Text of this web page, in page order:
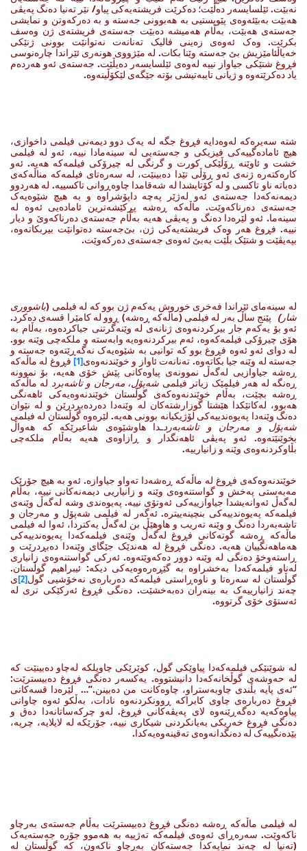
نەبێت. ئێلسایسەر دەڵێت؛ دەکرێت فریشتەیەکی پیاو/ نێر تەنیا دەنگ پەیڤی
هەبێت بەبێئەوەی پێویستیی بە هەبوونی جەستە و بە دەرکەوتن و نمایشی
جەستەی هەبێت، بەڵام هەمیشە دەبێت جەستەی فریشتەی ژن وەسف
بکرێت. وەک ئەوەی زەینی فالیک تەنانەت نەتوانێت بوونی ژنێکی
خەیاڵئامێزیش بێ جەستە وێنا بکات. لە مێژووی هونەری ئێراندا چارەنوسی
فڕوغ شتێکی جیاواز نییە لەوەی ئێلسایسەر دەیڵێت. جەستەی ئەو هەردەم
یاد دەکرێتەوە و ژیانی تایبەتیشی بۆتە جێگەی لێکۆڵینەوە.
شتە سەیرەکە لەوەدایە فڕوغ جگە لە یەک دوو دیمەنی فیلمی داخوازی،
هیچ ئامادەگییەکی فیزیکی و جەستەیی لە سینەمادا نییە، ئەو لە فیلمی
خشت و ئاوێنە ڕۆڵێکی کورت و گرنگی لە چیرۆکی فیلمەکە هەیە. ئەو
کارەکتەرە ژنەی ئەو ڕۆڵی تێدا دەبینێت، لە سەرەتای فیلمەکە مناڵەکەی
دەباتە ناو تاکسی و لە کۆتایشدا لە شەقامدا چاوەڕوانی تاکسییە. لە هەردوو
دیمەنەکەدا جەستەی ئەو لەژێر پەچە داپۆشراوە و بە هیچ شێوەیەک
جەستەی دەرناکەوێت. ماڵەکە ڕەشە پڕکێشەترین ئامادەیی ئەوە لە
سینەما. ئەو لێرەدا دەنگ و پەیڤی هەیە بەڵام جەستەی دەرناکەوێ و دیار
نییە. فڕوغ هەر وەک فریشتەیەکی ژن، بێ‌جەستە دەتوانێت بیربکاتەوە،
بپەیڤێت و شتێک بڵێت بەبێ ئەوەی جەستەی دەرکەوێت.
لە سینەمای ئێراندا فەخری خوروش یەکەم ژن بوو کە لە فیلمی (باشووری
شار) پێنج ساڵ بەر لە فیلمی (ماڵەکە ڕەشە) ڕوو لە کامێرا قسەی دەکرد.
ئەو بۆ یەکەم جار بیرکردنەوەی ژنانەی لە وێنەگرتنی جیاکردەوە، بەڵام بە
هۆی چیرۆکی فیلمەکەوە، ئەم بیرکردنەوەیە وابەستە و ملکەچی وێنە بوو.
لە دوای ئەو ئەوە فڕوغ بوو کە توانیی بە شێوەیەک نەگەڕێتەوە جەستە و
جەستە لە وێنە جیا بکاتەوە. تەنانەت ئاواز و خوێندنەوەی[1] فڕوغ لە ماڵەکە
ڕەشە جیاوازیی لەگەڵ نموونەی پیاوەکانی پێش خۆی هەیە، بۆ نموونە
ڕەنگە لە هەر فیلمێک زیاتر فیلمیشەپۆل، مەرجان و تاشەبرد لە ماڵەکە
ڕەشە بچێت، بەڵام خوێندنەوەکەی گوڵستان خوێندنەوەیەکی ئاهەنگی
هەبوو، لەکاتێکدا هێشتا گوزارشتەکان لە وێنەدا دەردەبڕدرێن و لە نێوان
دەنگ وێنەدا پەیوەندییەکی لۆژیکیانە بوونی هەیە. لێرەوە گوڵستان لە فیلمی
شەپۆل و مەرجان و تاشەبەردـدا هاوشێوەی شاعیرێکە کە هەواڵ
بخوێنێتەوە. ئەو پەیڤی ئاهەنگدار و ڕازاوەی هەیە بەڵام ملکەچی
بڵاوکردنەوەی وێنە و زانیارییە.
خوێندنەوەکەی فڕوغ لە ماڵەکە ڕەشەدا تەواو جیاوازە. ئەو بە هیچ جۆرێک
مەبەستی پەخش و گواستنەوەی وێنە و زانیاریی دیمەنەکانی نییە، بەڵام
لەگەڵ ئەوانەیشدا جیاوازییەکی ئەوتۆی نییە. پەیوەندی وشە لەگەڵ وێنەی
فیلمەکە پەیوەندییەکی بنچینەییترە. ئەگەر لە فیلمی شەپۆل و مەرجان و
تاشەبەردا دەنگ و وێنە تەریب و هاوهێڵ بن لەگەڵ یەکتردا، ئەوا لە فیلمی
ماڵەکە ڕەشە گوتەکانی فڕوغ لەگەڵ وێنەی فیلمەکەدا پەیوەندییەکی
هەماهەنگییان هەیە. دەنگی فڕوغ لە هەندێک جێگای وێنەدا دەبڕدرێت و
ڕاستەوخۆ دەنگی لە وێنە دوور دەکەوێتەوە. ئەرکی گواستنەوەی زانیاری
لەناو فیلمەکەدا بەخشراوە بە گێڕەرەوەیەکی دیکە: ئیبراهیم گوڵستان.
گوڵستان لە سەرەتا و ناوەڕاستی فیلمەکە دەربارەی نەخۆشیی گول[2] ی
چەند زانیارییەک بە بینەران دەبەخشێت. دەنگی فڕوغ ئەرکێکی تری لە
ئەستۆی خۆی گرتووە.
لە شوێنێکی فیلمەکەدا پیاوێکی گول، کوێرێکی چاویلکە لەچاو دەبینێت کە
لە حەوشەی گوڵخانەکەدا دانیشتووە. یەکسەر دەنگی فڕوغ دەبیسترێت:
“ئەی پایە بڵندی چاوبەستراو، چاوەکانت من دەبینن.”… لێرەدا قسەکانی
فڕوغ دەربارەی چاوی کابراکە ڕوونکردنەوە نادات، بەڵکو ئەوە چاوانی
پیاوەکەیە دەگەڕێنەوە لای پەیڤەکانی فڕوغ. لەو چرکەساتانەدا دەق و
دەنگی فڕوغ خەریکی بەیانکردنی شیکاری نییە، جۆرێکە لە لایلایە، چرپە،
بێدەنگییەک لە دەنگدانەوەی تەقینەوەیەکدا.
لە فیلمی ماڵەکە ڕەشە دەنگی فڕوغ دەبیسترێت بەڵام جەستەی بەرچاو
ناکەوێت. سەرەڕای ئەوەی فیلمەکە تەژییە بە هەموو جۆرە جەستەیەک
(تەنیا لە چەند نمایەکدا جەستەکان بەرچاو ناکەون، کە گوڵستان لە